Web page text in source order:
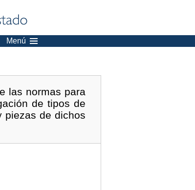
Menú
las normas para
de tipos de
piezas de dichos